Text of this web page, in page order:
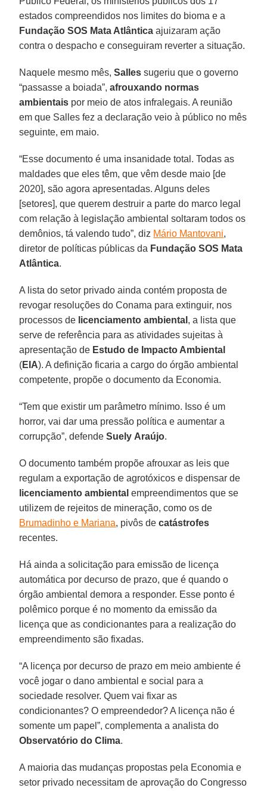
estados compreendidos nos limites do bioma e a
Fundação SOS Mata Atlântica ajuizaram ação
contra o despacho e conseguiram reverter a situação.
Naquele mesmo mês,Salles sugeriu que o governo
“passasse a boiada”,afrouxando normas
ambientais por meio de atos infralegais. A reunião
em que Salles fez a declaração veio à público no mês
seguinte, em maio.
“Esse documento é uma insanidade total. Todas as
maldades que eles têm, que vêm desde maio [de
2020], são agora apresentadas. Alguns deles
[setores], que querem destruir a parte do marco legal
com relação à legislação ambiental soltaram todos os
demônios, tá valendo tudo”, diz Mário Mantovani,
diretor de políticas públicas da Fundação SOS Mata
Atlântica.
A lista do setor privado ainda contém proposta de
revogar resoluções do Conama para extinguir, nos
processos de licenciamento ambiental , a lista que
serve de referência para as atividades sujeitas à
apresentação de Estudo de Impacto Ambiental
(EIA). A definição ficaria a cargo do órgão ambiental
competente, propõe o documento da Economia.
“Tem que existir um parâmetro mínimo. Isso é um
horror, vai dar uma pressão política e aumentar a
corrupção”, defendeSuely Araújo.
O documento também propõe afrouxar as leis que
regulam a exportação de agrotóxicos e dispensar de
licenciamento ambiental empreendimentos que se
utilizem de rejeitos de mineração, como os de
Brumadinho e Mariana, pivôs decatástrofes
recentes.
Há ainda a solicitação para emissão de licença
automática por decurso de prazo, que é quando o
órgão ambiental demora a responder. Esse ponto é
polêmico porque é no momento da emissão da
licença que as condicionantes para a realização do
empreendimento são fixadas.
“A licença por decurso de prazo em meio ambiente é
você jogar o dano ambiental e social para a
sociedade resolver. Quem vai fixar as
condicionantes? O empreendedor? A licença não é
somente um papel”, complementa a analista do
Observatório do Clima.
A maioria das mudanças propostas pela Economia e
setor privado necessitam de aprovação do Congresso